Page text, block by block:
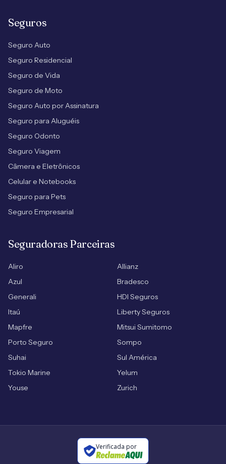
Seguros
Seguro Auto
Seguro Residencial
Seguro de Vida
Seguro de Moto
Seguro Auto por Assinatura
Seguro para Aluguéis
Seguro Odonto
Seguro Viagem
Câmera e Eletrônicos
Celular e Notebooks
Seguro para Pets
Seguro Empresarial
Seguradoras Parceiras
Aliro
Allianz
Azul
Bradesco
Generali
HDI Seguros
Itaú
Liberty Seguros
Mapfre
Mitsui Sumitomo
Porto Seguro
Sompo
Suhai
Sul América
Tokio Marine
Yelum
Youse
Zurich
Verificada por